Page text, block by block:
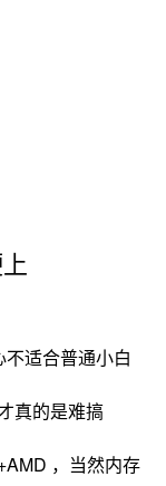
适合普通小白
真的是难搞
，当然内存